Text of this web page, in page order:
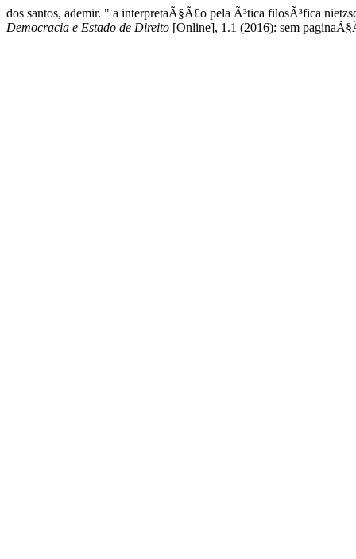
dos santos, ademir. " a interpretaÃ§Ã£o pela Ã³tica filosÃ³fica
Democracia e Estado de Direito [Online], 1.1 (2016): sem